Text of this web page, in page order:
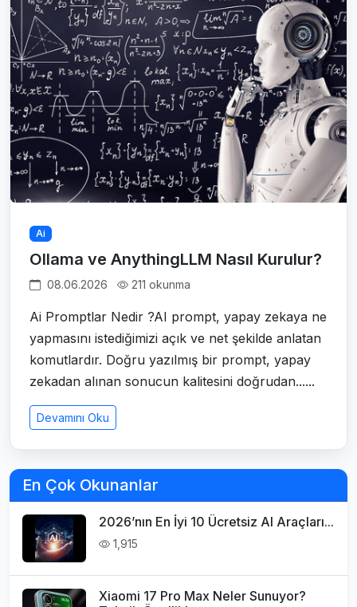
Ai
Ollama ve AnythingLLM Nasıl Kurulur?
08.06.2026 211 okunma
Ai Promptlar Nedir ?AI prompt, yapay zekaya ne
yapmasını istediğimizi açık ve net şekilde anlatan
komutlardır. Doğru yazılmış bir prompt, yapay
zekadan alınan sonucun kalitesini doğrudan......
Devamını Oku
En Çok Okunanlar
2026’nın En İyi 10 Ücretsiz AI Araçları...
1,915
Xiaomi 17 Pro Max Neler Sunuyor?